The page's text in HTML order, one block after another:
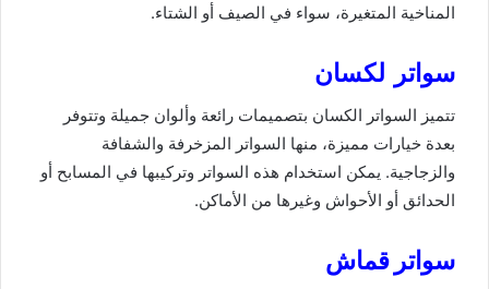
المناخية المتغيرة، سواء في الصيف أو الشتاء.
سواتر لكسان
تتميز السواتر الكسان بتصميمات رائعة وألوان جميلة وتتوفر
بعدة خيارات مميزة، منها السواتر المزخرفة والشفافة
والزجاجية. يمكن استخدام هذه السواتر وتركيبها في المسابح أو
الحدائق أو الأحواش وغيرها من الأماكن.
سواتر قماش